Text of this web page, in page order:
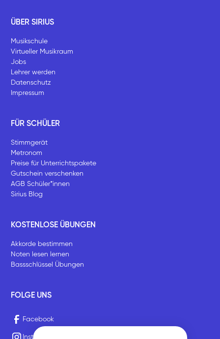
ÜBER SIRIUS
Musikschule
Virtueller Musikraum
Jobs
Lehrer werden
Datenschutz
Impressum
FÜR SCHÜLER
Stimmgerät
Metronom
Preise für Unterrichtspakete
Gutschein verschenken
AGB Schüler*innen
Sirius Blog
KOSTENLOSE ÜBUNGEN
Akkorde bestimmen
Noten lesen lernen
Bassschlüssel Übungen
FOLGE UNS
Facebook
Instagram